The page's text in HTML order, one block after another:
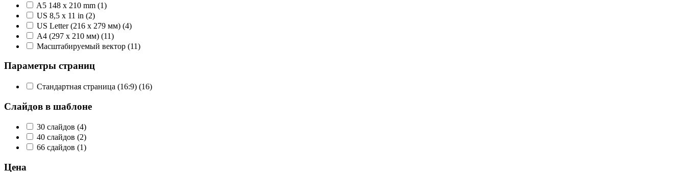
A5 148 x 210 mm (1)
US 8,5 x 11 in (2)
US Letter (216 x 279 мм) (4)
А4 (297 x 210 мм) (11)
Масштабируемый вектор (11)
Параметры страниц
Стандартная страница (16:9) (16)
Слайдов в шаблоне
30 слайдов (4)
40 слайдов (2)
66 сдайдов (1)
Цена